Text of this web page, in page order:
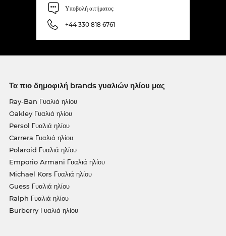
Υποβολή αιτήματος
+44 330 818 6761
Τα πιο δημοφιλή brands γυαλιών ηλίου μας
Ray-Ban Γυαλιά ηλίου
Oakley Γυαλιά ηλίου
Persol Γυαλιά ηλίου
Carrera Γυαλιά ηλίου
Polaroid Γυαλιά ηλίου
Emporio Armani Γυαλιά ηλίου
Michael Kors Γυαλιά ηλίου
Guess Γυαλιά ηλίου
Ralph Γυαλιά ηλίου
Burberry Γυαλιά ηλίου